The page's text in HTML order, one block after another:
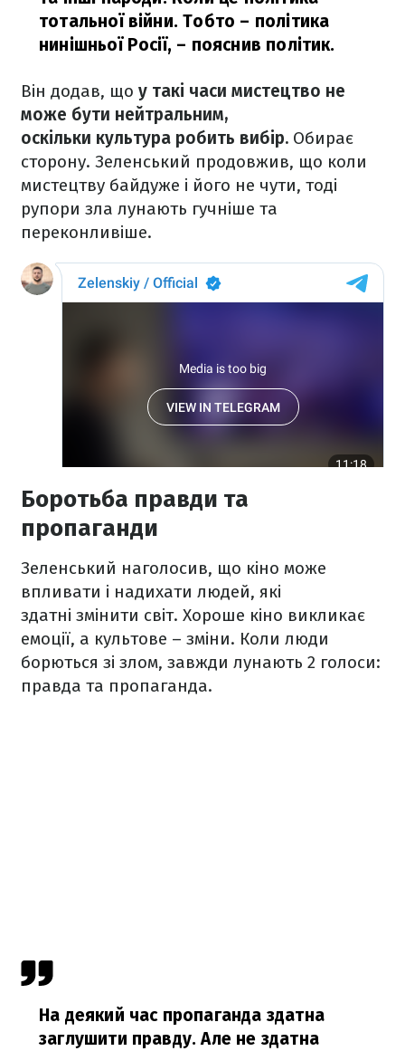
тотальної війни. Тобто – політика
нинішньої Росії, – пояснив політик.
Він додав, що у такі часи мистецтво не
може бути нейтральним,
оскільки культура робить вибір. Обирає
сторону. Зеленський продовжив, що коли
мистецтву байдуже і його не чути, тоді
рупори зла лунають гучніше та
переконливіше.
Боротьба правди та
пропаганди
Зеленський наголосив, що кіно може
впливати і надихати людей, які
здатні змінити світ. Хороше кіно викликає
емоції, а культове – зміни. Коли люди
борються зі злом, завжди лунають 2 голоси:
правда та пропаганда.
На деякий час пропаганда здатна
заглушити правду. Але не здатна